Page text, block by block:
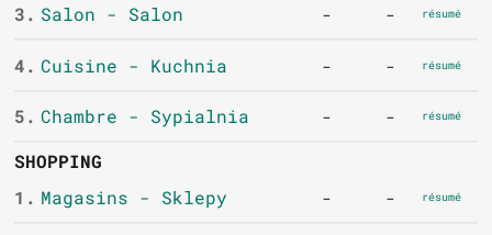
3. Salon - Salon - - résumé
4. Cuisine - Kuchnia - - résumé
5. Chambre - Sypialnia - - résumé
SHOPPING
1. Magasins - Sklepy - - résumé